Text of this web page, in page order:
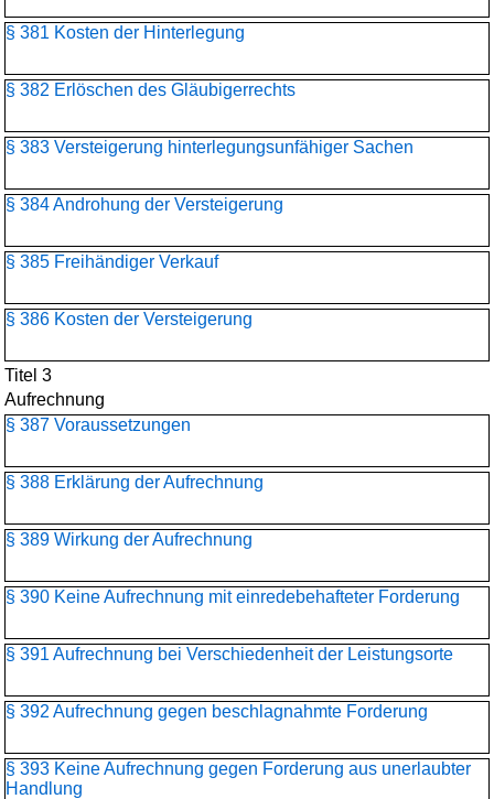
§ 381 Kosten der Hinterlegung
§ 382 Erlöschen des Gläubigerrechts
§ 383 Versteigerung hinterlegungsunfähiger Sachen
§ 384 Androhung der Versteigerung
§ 385 Freihändiger Verkauf
§ 386 Kosten der Versteigerung
Titel 3
Aufrechnung
§ 387 Voraussetzungen
§ 388 Erklärung der Aufrechnung
§ 389 Wirkung der Aufrechnung
§ 390 Keine Aufrechnung mit einredebehafteter Forderung
§ 391 Aufrechnung bei Verschiedenheit der Leistungsorte
§ 392 Aufrechnung gegen beschlagnahmte Forderung
§ 393 Keine Aufrechnung gegen Forderung aus unerlaubter
Handlung